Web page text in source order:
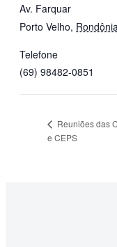
Av. Farquar
Porto Velho, Rondônia
Telefone
(69) 98482-0851
Reuniões das
e CEPS